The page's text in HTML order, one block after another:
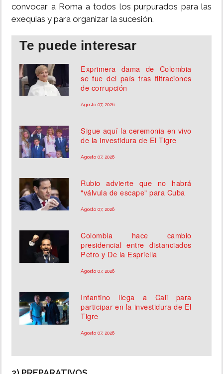
convocar a Roma a todos los purpurados para las
exequias y para organizar la sucesión.
Te puede interesar
Exprimera dama de Colombia
se fue del país tras filtraciones
de corrupción
Agosto 07, 2026
Sigue aquí la ceremonia en vivo
de la investidura de El Tigre
Agosto 07, 2026
Rubio advierte que no habrá
"válvula de escape" para Cuba
Agosto 07, 2026
Colombia hace cambio
presidencial entre distanciados
Petro y De la Espriella
Agosto 07, 2026
Infantino llega a Cali para
participar en la investidura de El
Tigre
Agosto 07, 2026